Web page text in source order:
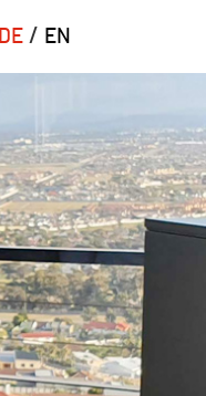
DE EN